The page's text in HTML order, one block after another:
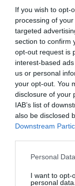
If you wish to opt-
processing of
targeted
section to confirm
opt-out request is
interest-based
us or personal
your opt-out. You
disclosure of your
IAB’s list of
also be disclosed
Downstream
Please note that
not limited to
Personal
I want to opt-
personal data.